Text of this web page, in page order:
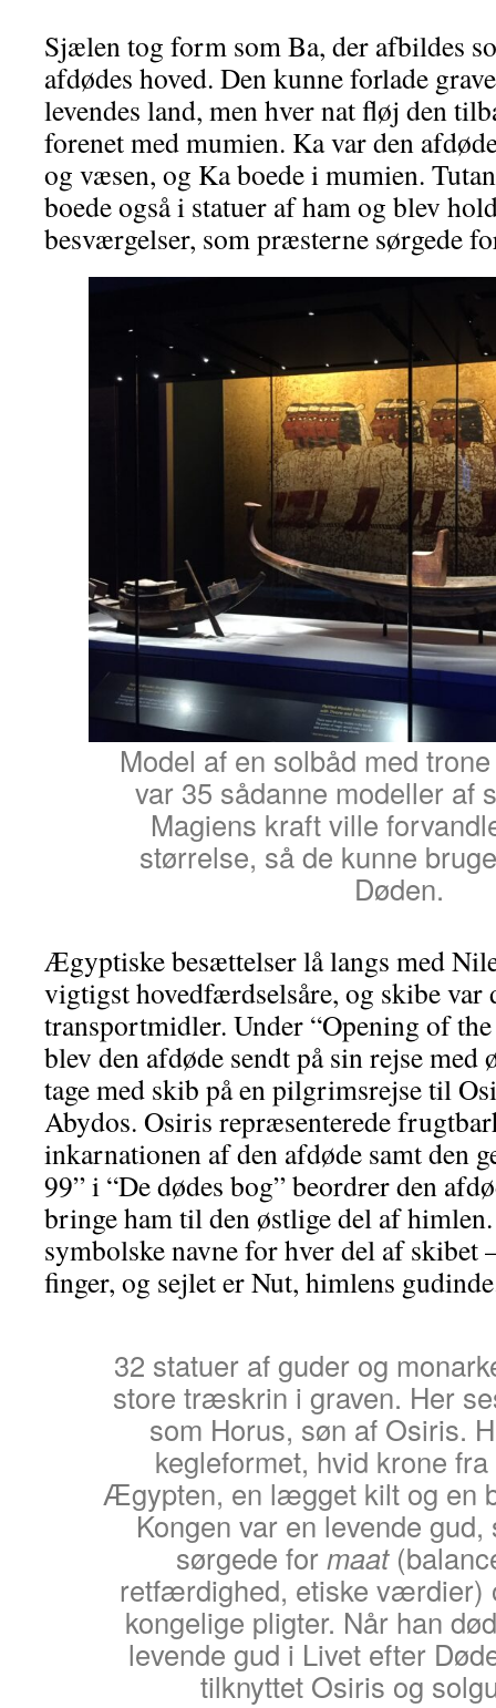
Sjælen tog form som Ba, der afbildes
afdødes hoved. Den kunne forlade
levendes land, men hver nat fløj den
forenet med mumien. Ka var den
og væsen, og Ka boede i mumien.
boede også i statuer af ham og blev
besværgelser, som præsterne sørgede
Model af en solbåd med
var 35 sådanne modeller af
Magiens kraft ville
størrelse, så de kunne
Døden.
Ægyptiske besættelser lå langs med
vigtigst hovedfærdselsåre, og skibe
transportmidler. Under “Opening of
blev den afdøde sendt på sin rejse med
tage med skib på en pilgrimsrejse til
Abydos. Osiris repræsenterede
inkarnationen af den afdøde samt den
99” i “De dødes bog” beordrer den
bringe ham til den østlige del af
symbolske navne for hver del af skibet
finger, og sejlet er Nut, himlens
32 statuer af guder og
store træskrin i graven. Her
som Horus, søn af Osiris.
kegleformet, hvid krone
Ægypten, en lægget kilt og en
Kongen var en levende
sørgede formaat
retfærdighed, etiske værdier)
kongelige pligter. Når han
levende gud i Livet efter
tilknyttet Osiris og